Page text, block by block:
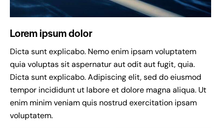
Lorem ipsum dolor
Dicta sunt explicabo. Nemo enim ipsam voluptatem
quia voluptas sit aspernatur aut odit aut fugit, quia.
Dicta sunt explicabo. Adipiscing elit, sed do eiusmod
tempor incididunt ut labore et dolore magna aliqua. Ut
enim minim veniam quis nostrud exercitation ipsam
voluptatem.